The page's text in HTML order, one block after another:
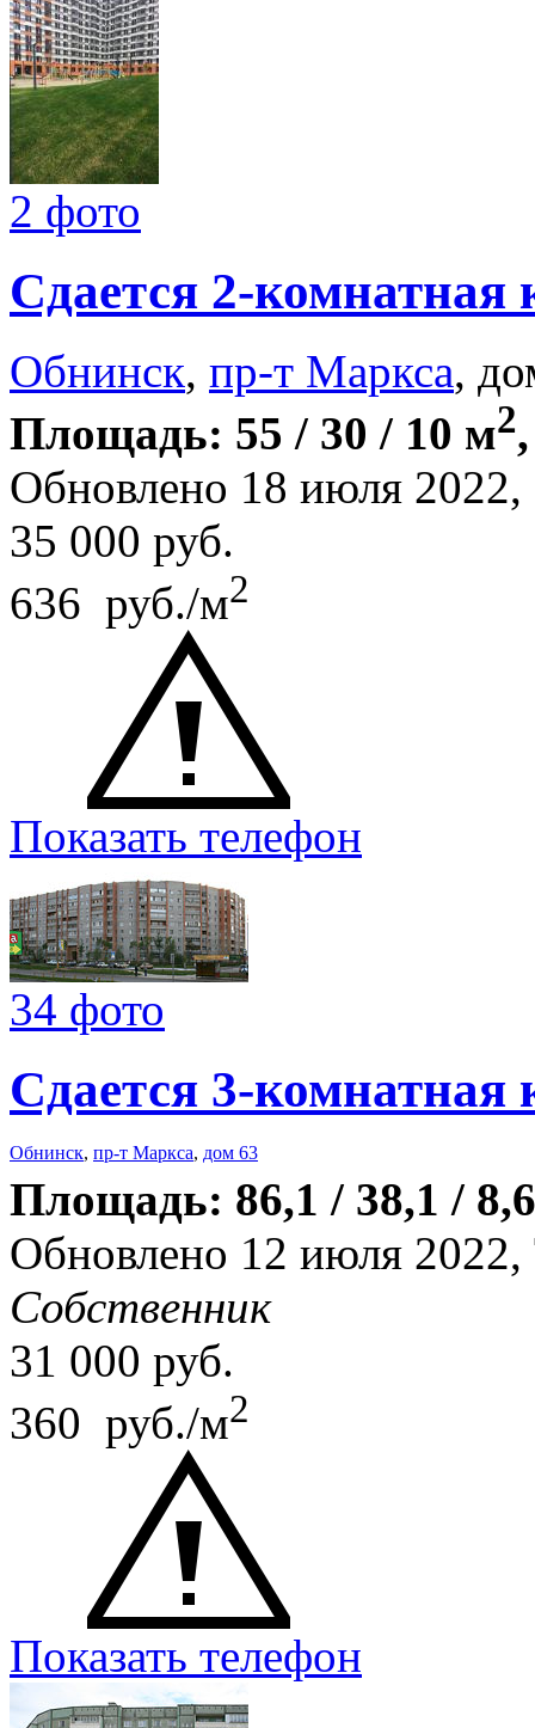
2 фото
Сдается 2-комнатная
Обнинск, пр-т Маркса,
Площадь: 55 / 30 / 10 м2
Обновлено 18 июля
35 000 руб.
636 руб./м2
Показать телефон
34 фото
Сдается 3-комнатная
Обнинск, пр-т Маркса, дом 63
Площадь: 86,1 / 38,1 /
Обновлено 12 июля
Собственник
31 000 руб.
360 руб./м2
Показать телефон